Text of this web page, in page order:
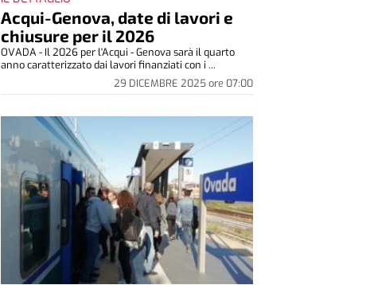
Acqui-Genova, date di lavori e
chiusure per il 2026
29 DICEMBRE 2025ore 07:00
OVADA - Il 2026 per l'Acqui - Genova sarà il quarto
anno caratterizzato dai lavori finanziati con i ...